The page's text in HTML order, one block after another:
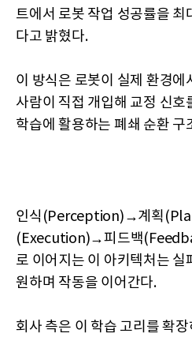
트에서 로봇 작업 성공률을 최
다고 밝혔다.
이 방식은 로봇이 실제 환경에
사람이 직접 개입해 교정 신호
학습에 활용하는 폐쇄 순환 구
인식(Perception)→계획
(Execution)→피드백
로 이어지는 이 아키텍처는 실
원하며 작동을 이어간다.
회사 측은 이 학습 고리를 확